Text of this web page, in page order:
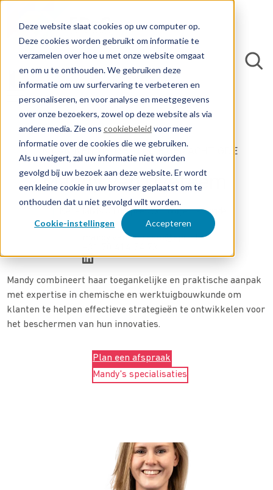
Deze website slaat cookies op uw computer op.
Deze cookies worden gebruikt om informatie te
verzamelen over hoe u met onze website omgaat
en om u te onthouden. We gebruiken deze
informatie om uw surfervaring te verbeteren en
personaliseren, en voor analyse en meetgegevens
over onze bezoekers, zowel op deze website als via
andere media. Zie ons cookiebeleid voor meer
informatie over de cookies die we gebruiken.
Als u weigert, zal uw informatie niet worden
gevolgd bij uw bezoek aan deze website. Er wordt
een kleine cookie in uw browser geplaatst om te
onthouden dat u niet gevolgd wilt worden.
Cookie-instellingen Accepteren
MAAK KENNIS MET ONZE GEMACHTIGDE
Mandy van Overeem
Nederlands & Europees Octrooigemachtigde
mandy.vanovereem@epc.nl
Mandy combineert haar toegankelijke en praktische aanpak
met expertise in chemische en werktuigbouwkunde om
klanten te helpen effectieve strategieën te ontwikkelen voor
het beschermen van hun innovaties.
Plan een afspraak
Mandy's specialisaties